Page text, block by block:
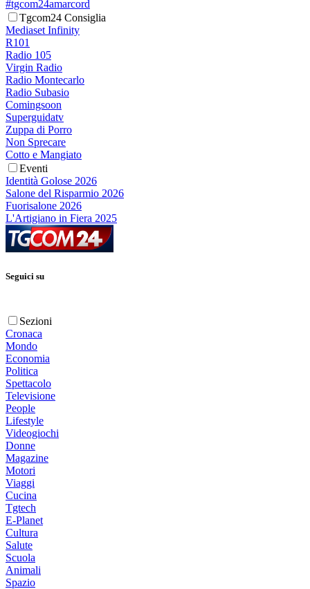
#tgcom24amarcord
Tgcom24 Consiglia
Mediaset Infinity
R101
Radio 105
Virgin Radio
Radio Montecarlo
Radio Subasio
Comingsoon
Superguidatv
Zuppa di Porro
Non Sprecare
Cotto e Mangiato
Eventi
Identità Golose 2026
Salone del Risparmio 2026
Fuorisalone 2026
L'Artigiano in Fiera 2025
Seguici su
Sezioni
Cronaca
Mondo
Economia
Politica
Spettacolo
Televisione
People
Lifestyle
Videogiochi
Donne
Magazine
Motori
Viaggi
Cucina
Tgtech
E-Planet
Cultura
Salute
Scuola
Animali
Spazio